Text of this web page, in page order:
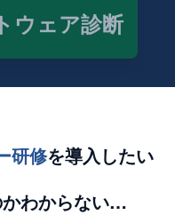
ウェア診断
研修を導入したい
わからない…